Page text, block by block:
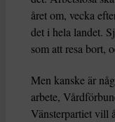
året om, vecka
det i hela landet.
som att resa bort,
Men kanske är
arbete,
Vänsterpartiet vill